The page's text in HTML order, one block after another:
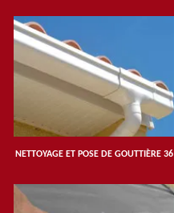
NETTOYAGE ET POSE DE GOUTTIÈRE 36